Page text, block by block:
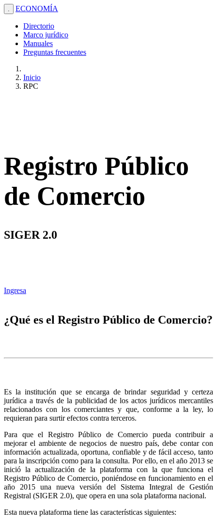
. ECONOMÍA
Directorio
Marco jurídico
Manuales
Preguntas frecuentes
Inicio
RPC
Registro Público
de Comercio
SIGER 2.0
Ingresa
¿Qué es el Registro Público de Comercio?
Es la institución que se encarga de brindar seguridad y certeza
jurídica a través de la publicidad de los actos jurídicos mercantiles
relacionados con los comerciantes y que, conforme a la ley, lo
requieran para surtir efectos contra terceros.
Para que el Registro Público de Comercio pueda contribuir a
mejorar el ambiente de negocios de nuestro país, debe contar con
información actualizada, oportuna, confiable y de fácil acceso, tanto
para la inscripción como para la consulta. Por ello, en el año 2013 se
inició la actualización de la plataforma con la que funciona el
Registro Público de Comercio, poniéndose en funcionamiento en el
año 2015 una nueva versión del Sistema Integral de Gestión
Registral (SIGER 2.0), que opera en una sola plataforma nacional.
Esta nueva plataforma tiene las características siguientes: